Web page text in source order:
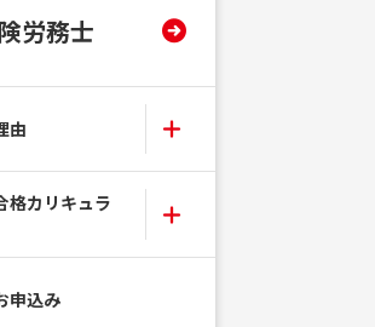
労務士
由
格カリキュラ
申込み